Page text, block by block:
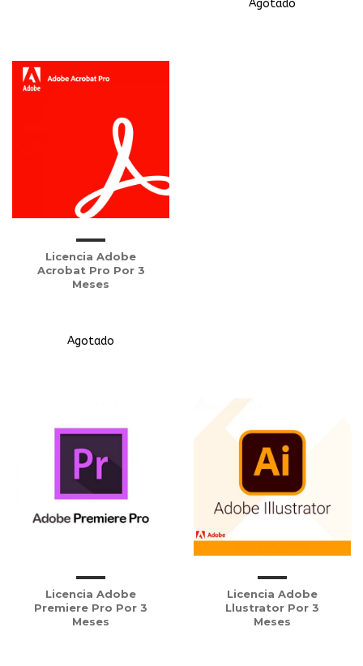
Agotado
Licencia Adobe
Acrobat Pro Por 3
Meses
Agotado
Licencia Adobe
Premiere Pro Por 3
Meses
Licencia Adobe
Llustrator Por 3
Meses